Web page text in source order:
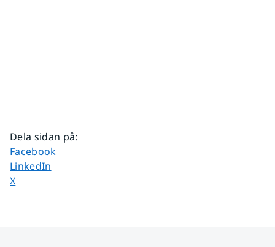
Dela sidan på:
Dela sidan på
Facebook
Dela sidan på
LinkedIn
Dela sidan på
X